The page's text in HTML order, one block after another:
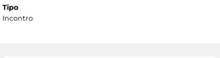
Tipo
Incontro